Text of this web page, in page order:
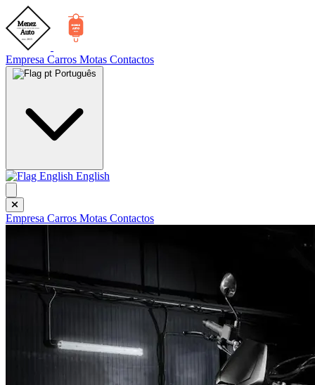
Empresa Carros Motas Contactos
Português
English
Empresa Carros Motas Contactos